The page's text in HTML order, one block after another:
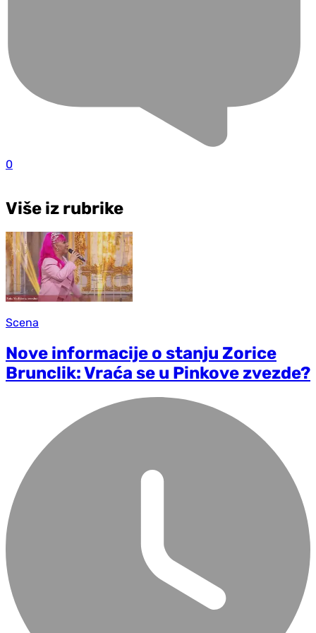
0
Više iz rubrike
Scena
Nove informacije o stanju Zorice
Brunclik: Vraća se u Pinkove zvezde?